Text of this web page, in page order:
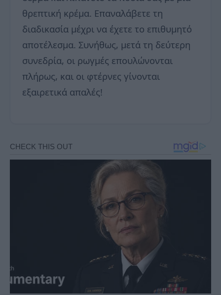
θρεπτική κρέμα. Επαναλάβετε τη
διαδικασία μέχρι να έχετε το επιθυμητό
αποτέλεσμα. Συνήθως, μετά τη δεύτερη
συνεδρία, οι ρωγμές επουλώνονται
πλήρως, και οι φτέρνες γίνονται
εξαιρετικά απαλές!